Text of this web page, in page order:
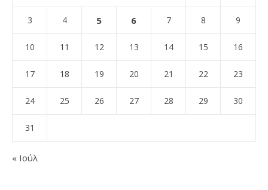
3 4 5 6 7 8 9
10 11 12 13 14 15 16
17 18 19 20 21 22 23
24 25 26 27 28 29 30
31
« Ιούλ